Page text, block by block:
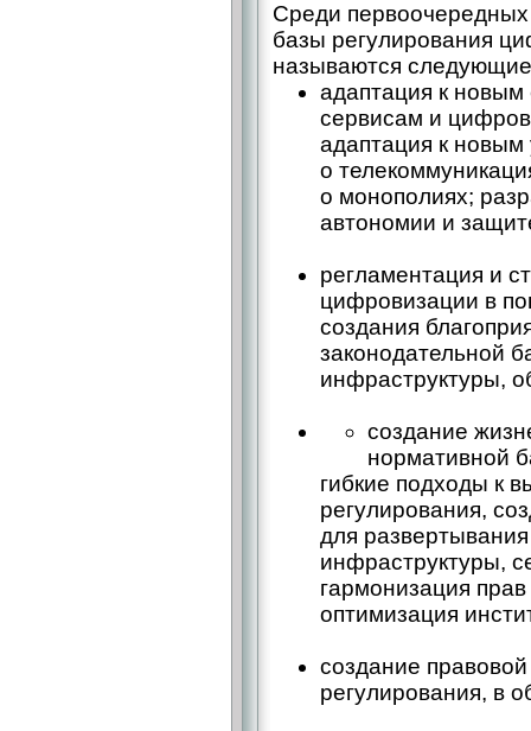
Среди
базы регулирования
называются
адаптация к
сервисам и
адаптация к
о
о монополиях;
автономии и
регламентация и
цифровизации в
создания
законодательной
инфраструктуры,
создание
нормативной
гибкие подходы к
регулирования,
для
инфраструктуры,
гармонизация
оптимизация
создание
регулирования, в